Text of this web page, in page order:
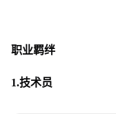
职业羁绊
1.技术员